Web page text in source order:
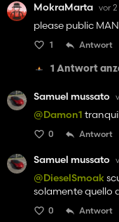
MokraMarta vor
please public
1 Antwort
1 Antwort
Samuel mussato
@Damon1
0 Antwort
Samuel mussato
@DieselSmoak
solamente quello
0 Antwort